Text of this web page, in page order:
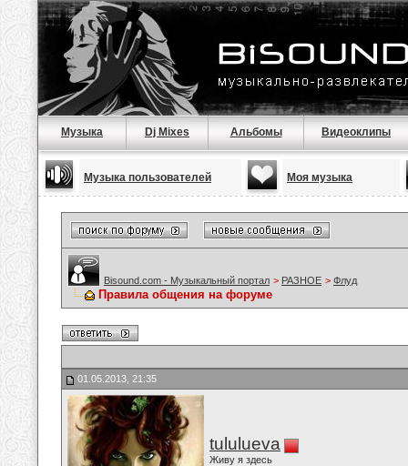
Музыка Dj Mixes Альбомы Видеоклипы
Музыка пользователей Моя музыка
Bisound.com - Музыкальный портал > РАЗНОЕ > Флуд
Правила общения на форуме
01.05.2013, 21:35
tululueva
Живу я здесь